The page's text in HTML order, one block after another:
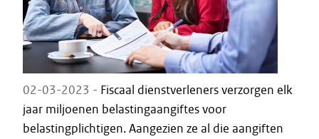
02-03-2023 - Fiscaal dienstverleners verzorgen elk
jaar miljoenen belastingaangiftes voor
belastingplichtigen. Aangezien ze al die aangiften